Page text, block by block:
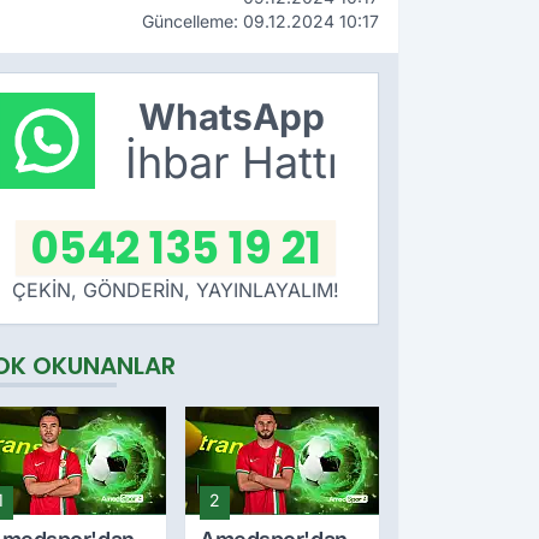
Güncelleme: 09.12.2024 10:17
WhatsApp
İhbar Hattı
0542 135 19 21
ÇEKİN, GÖNDERİN, YAYINLAYALIM!
OKUNANLAR
2